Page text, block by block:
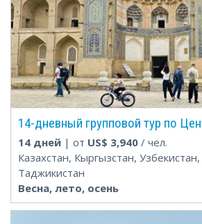
14-дневный групповой тур по
14 дней | от US$ 3,940 / чел.
Казахстан, Кыргызстан,
Таджикистан
Весна, лето, осень